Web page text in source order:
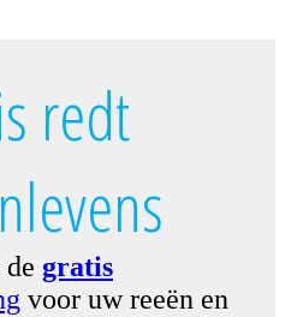
redt
de gratis
voor uw reeën en